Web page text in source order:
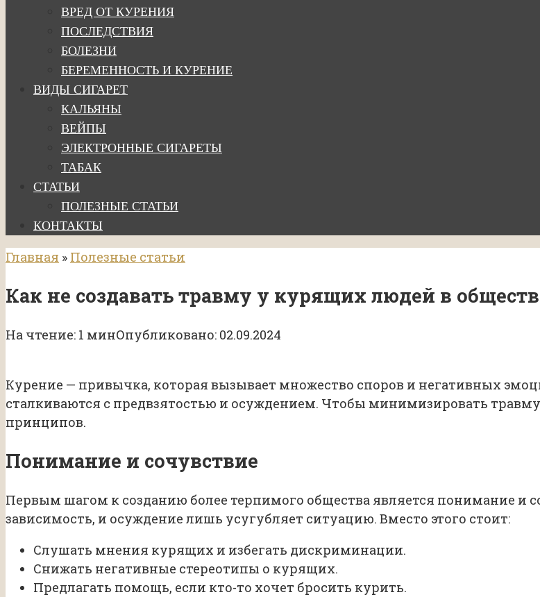
ВРЕД ОТ КУРЕНИЯ
ПОСЛЕДСТВИЯ
БОЛЕЗНИ
БЕРЕМЕННОСТЬ И КУРЕНИЕ
ВИДЫ СИГАРЕТ
КАЛЬЯНЫ
ВЕЙПЫ
ЭЛЕКТРОННЫЕ СИГАРЕТЫ
ТАБАК
СТАТЬИ
ПОЛЕЗНЫЕ СТАТЬИ
КОНТАКТЫ
Главная » Полезные статьи
Как не создавать травму у курящих людей в
На чтение: 1 минОпубликовано: 02.09.2024
Курение — привычка, которая вызывает множество споров и негативных
сталкиваются с предвзятостью и осуждением. Чтобы минимизировать
принципов.
Понимание и сочувствие
Первым шагом к созданию более терпимого общества является понимание и
зависимость, и осуждение лишь усугубляет ситуацию. Вместо этого стоит:
Слушать мнения курящих и избегать дискриминации.
Снижать негативные стереотипы о курящих.
Предлагать помощь, если кто-то хочет бросить курить.